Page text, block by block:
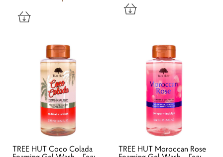
TREE HUT Coco Colada
TREE HUT Moroccan Rose